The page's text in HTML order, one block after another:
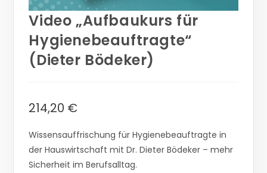
Video „Aufbaukurs für
Hygienebeauftragte“
(Dieter Bödeker)
214,20 €
Wissensauffrischung für Hygienebeauftragte in
der Hauswirtschaft mit Dr. Dieter Bödeker – mehr
Sicherheit im Berufsalltag.